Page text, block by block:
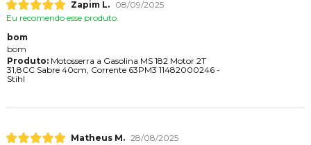
Zapim L.
08/09/2025
Eu recomendo esse produto.
bom
bom
Produto:Motosserra a Gasolina MS 182 Motor 2T
31,8CC Sabre 40cm, Corrente 63PM3 11482000246 -
Stihl
Matheus M. 28/08/2025